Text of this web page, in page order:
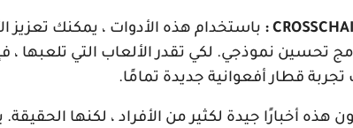
: باستخدام هذه الأدوات ، يمكنك تعزيز
تحسين نموذجي. لكي تقدر الألعاب التي تلعبها ،
تجربة قطار أفعوانية جديدة تمامًا.
هذه أخبارًا جيدة لكثير من الأفراد ، لكنها